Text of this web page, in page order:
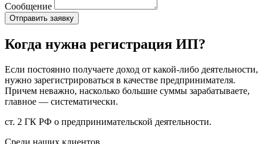
Сообщение
Когда нужна регистрация ИП?
Если постоянно получаете доход от какой-либо деятельности,
нужно зарегистрироваться в качестве предпринимателя.
Причем неважно, насколько большие суммы зарабатываете,
главное — систематически.
ст. 2 ГК РФ о предпринимательской деятельности.
Среди наших клиентов